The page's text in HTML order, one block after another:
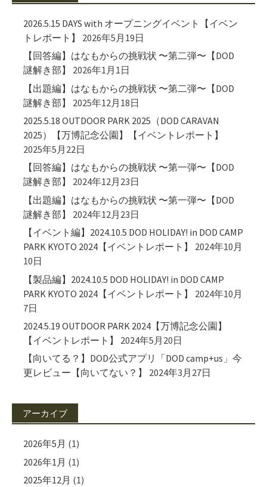
2026.5.15 DAYS with オープニングイベント【イベン
トレポート】
2026年5月19日
【回答編】はなもからの挑戦状 〜第二弾〜【DOD
謎解き部】
2026年1月1日
【出題編】はなもからの挑戦状 〜第二弾〜【DOD
謎解き部】
2025年12月18日
2025.5.18 OUTDOOR PARK 2025（DOD CARAVAN
2025）【万博記念公園】【イベントレポート】
2025年5月22日
【回答編】はなもからの挑戦状 〜第一弾〜【DOD
謎解き部】
2024年12月23日
【出題編】はなもからの挑戦状 〜第一弾〜【DOD
謎解き部】
2024年12月23日
【イベント編】2024.10.5 DOD HOLIDAY! in DOD CAMP
PARK KYOTO 2024【イベントレポート】
2024年10月
10日
【製品編】2024.10.5 DOD HOLIDAY! in DOD CAMP
PARK KYOTO 2024【イベントレポート】
2024年10月
7日
2024.5.19 OUTDOOR PARK 2024【万博記念公園】
【イベントレポート】
2024年5月20日
【向いてる？】DOD公式アプリ「DOD camp+us」今
更レビュー【向いてない？】
2024年3月27日
アーカイブ
2026年5月 (1)
2026年1月 (1)
2025年12月 (1)